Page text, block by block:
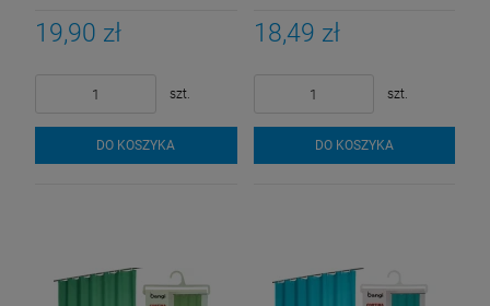
RÓŻOWA
19,90 zł
szt.
DO KOSZYKA
TURKUS
18,49 zł
szt.
DO KOSZYKA